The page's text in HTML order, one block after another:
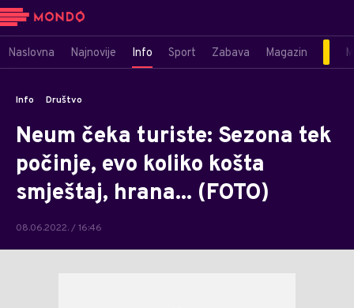
Naslovna Najnovije Info Sport Zabava Magazin
Info Društvo
Neum čeka turiste: Sezona tek
počinje, evo koliko košta
smještaj, hrana... (FOTO)
08.06.2022. / 16:46